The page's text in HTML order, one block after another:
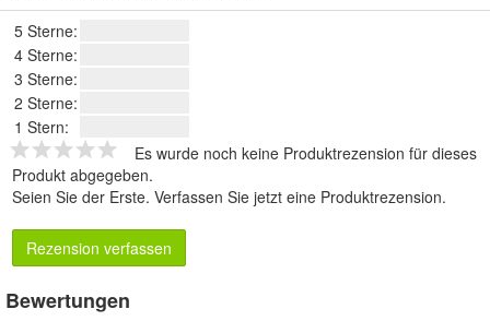
5 Sterne:
4 Sterne:
3 Sterne:
2 Sterne:
1 Stern:
Es wurde noch keine Produktrezension für dieses
Produkt abgegeben.
Seien Sie der Erste. Verfassen Sie jetzt eine Produktrezension.
Rezension verfassen
Bewertungen